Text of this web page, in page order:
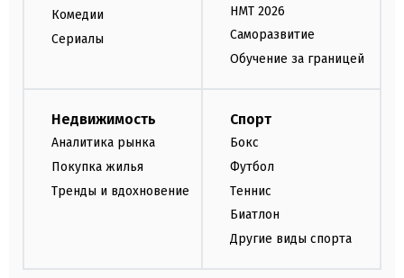
Комедии
Сериалы
НМТ 2026
Саморазвитие
Обучение за границей
Недвижимость
Аналитика рынка
Покупка жилья
Тренды и вдохновение
Спорт
Бокс
Футбол
Теннис
Биатлон
Другие виды спорта